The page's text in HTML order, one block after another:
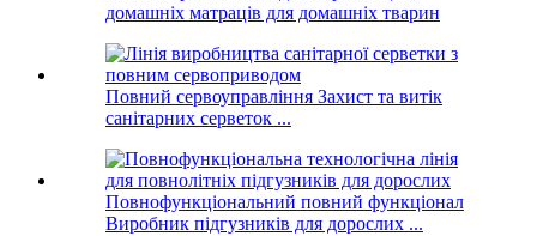
домашніх матраців для домашніх тварин
Повний сервоуправління Захист та витік
санітарних серветок ...
Повнофункціональний повний функціонал
Виробник підгузників для дорослих ...